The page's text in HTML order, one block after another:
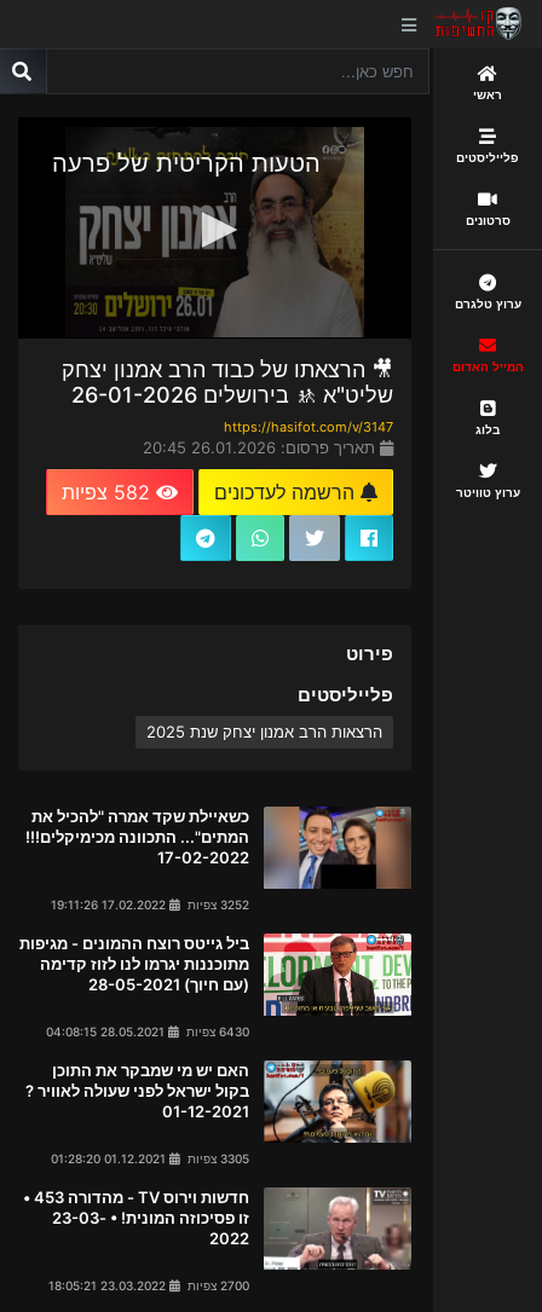
ראשי
פלייליסטים
סרטונים
ערוץ טלגרם
המייל האדום
בלוג
ערוץ טוויטר
🎥 הרצאתו של כבוד הרב אמנון יצחק
שליט"א 🚸 בירושלים 26-01-2026
https://hasifot.com/v/3147
תאריך פרסום: 26.01.2026 20:45
הרשמה לעדכונים
פירוט
פלייליסטים
הרצאות הרב אמנון יצחק שנת 2025
כשאיילת שקד אמרה "להכיל את
המתים"... התכוונה מכימיקלים!!!
17-02-2022
3252 צפיות
ביל גייטס רוצח ההמונים - מגיפות
מתוכננות יגרמו לנו לזוז קדימה
(עם חיוך) 28-05-2021
6430 צפיות
האם יש מי שמבקר את התוכן
בקול ישראל לפני שעולה לאוויר ?
01-12-2021
3305 צפיות
חדשות וירוס TV - מהדורה 453 •
זו פסיכוזה המונית! • 23-03-
2022
2700 צפיות